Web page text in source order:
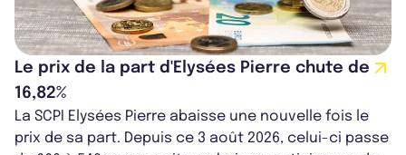
Le prix de la part d'Elysées Pierre chute de
16,82%
La SCPI Elysées Pierre abaisse une nouvelle fois le
prix de sa part. Depuis ce 3 août 2026, celui-ci passe